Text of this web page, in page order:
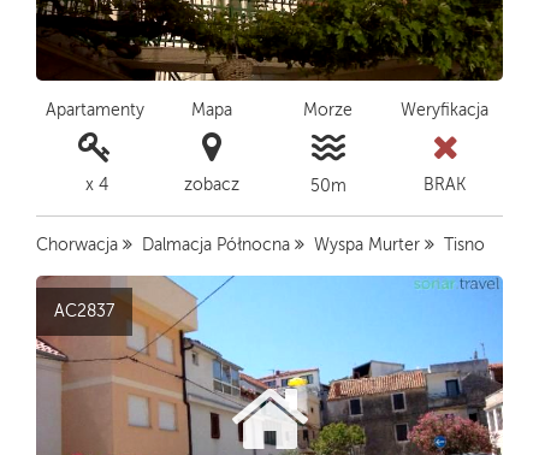
Apartamenty
x 4
Mapa
zobacz
Morze
50m
Weryfikacja
BRAK
Chorwacja Dalmacja Północna Wyspa Murter Tisno
AC2837